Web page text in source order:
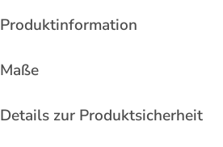
Produktinformation
Maße
Details zur Produktsicherheit